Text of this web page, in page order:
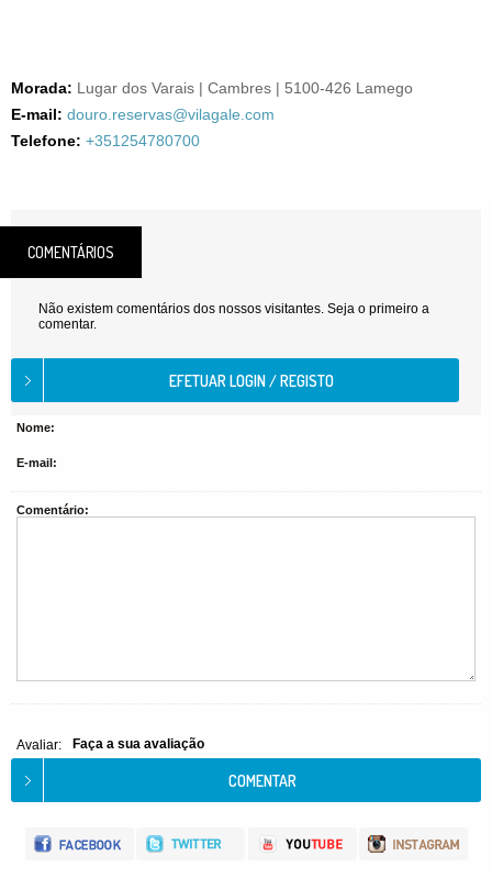
Morada: Lugar dos Varais | Cambres | 5100-426 Lamego
E-mail: douro.reservas@vilagale.com
Telefone: +351254780700
COMENTÁRIOS
Não existem comentários dos nossos visitantes. Seja o primeiro a
comentar.
Nome:
E-mail:
Comentário:
Avaliar: Faça a sua avaliação